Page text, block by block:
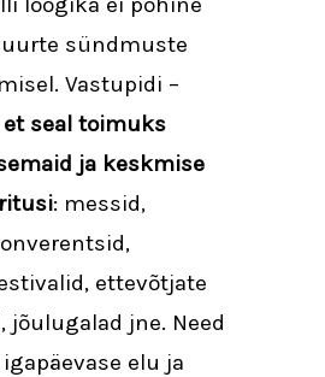
sündmuste
Vastupidi –
seal toimuks
ja keskmise
: messid,
ettevõtjate
jne. Need
elu ja